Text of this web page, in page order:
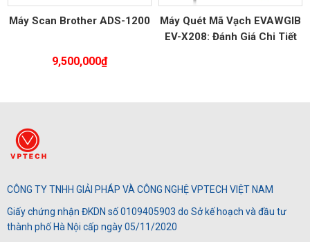
Máy Scan Brother ADS-1200
9,500,000₫
Máy Quét Mã Vạch EVAWGIB
EV-X208: Đánh Giá Chi Tiết
CÔNG TY TNHH GIẢI PHÁP VÀ CÔNG NGHỆ VPTECH VIỆT NAM
Giấy chứng nhận ĐKDN số 0109405903 do Sở kế hoạch và đầu tư
thành phố Hà Nội cấp ngày 05/11/2020